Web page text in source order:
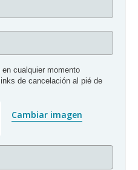
cualquier momento
de cancelación al pié de
Cambiar imagen